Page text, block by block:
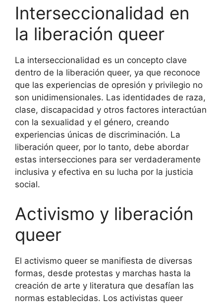
Interseccionalidad en
la liberación queer
La interseccionalidad es un concepto clave
dentro de la liberación queer, ya que reconoce
que las experiencias de opresión y privilegio no
son unidimensionales. Las identidades de raza,
clase, discapacidad y otros factores interactúan
con la sexualidad y el género, creando
experiencias únicas de discriminación. La
liberación queer, por lo tanto, debe abordar
estas intersecciones para ser verdaderamente
inclusiva y efectiva en su lucha por la justicia
social.
Activismo y liberación
queer
El activismo queer se manifiesta de diversas
formas, desde protestas y marchas hasta la
creación de arte y literatura que desafían las
normas establecidas. Los activistas queer